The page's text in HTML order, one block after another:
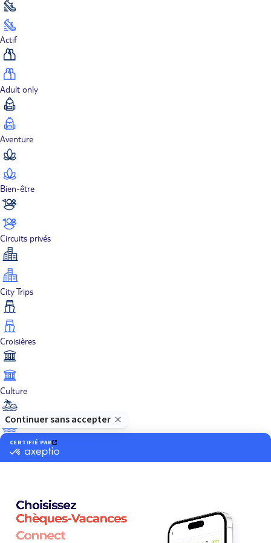
Actif
Adult only
Aventure
Bien-être
Circuits privés
City Trips
Croisières
Culture
Dans les îles
En couple